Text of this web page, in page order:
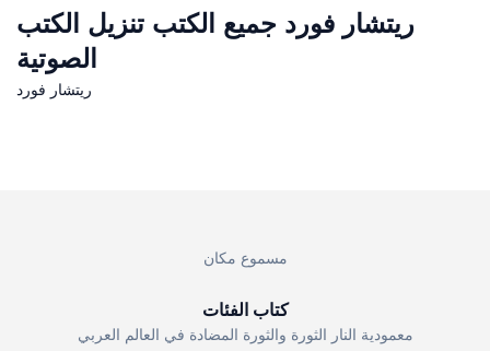
ريتشار فورد جميع الكتب تنزيل الكتب
الصوتية
ريتشار فورد
مسموع مكان
كتاب الفئات
معمودية النار الثورة والثورة المضادة في العالم العربي